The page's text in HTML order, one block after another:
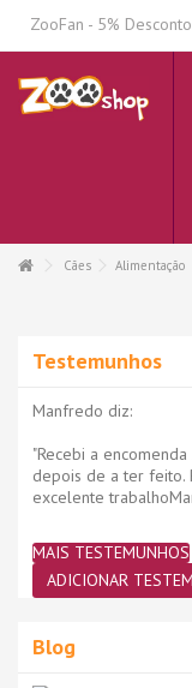
ZooFan - 5%
Cães Alimentação
Testemunhos
Manfredo diz:
"Recebi a
depois de a ter feito.
excelente
MAIS TESTEMUNHOS
ADICIONAR
Blog